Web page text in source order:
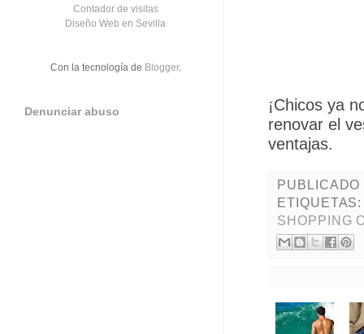
¡Chicos ya
renovar el
ventajas.
SHOPPING
Contador de visitas
Diseño Web en Sevilla
Con la tecnología de Blogger.
Denunciar abuso